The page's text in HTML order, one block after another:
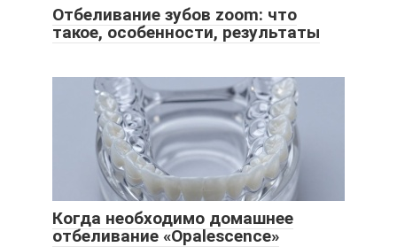
Отбеливание зубов zoom: что
такое, особенности, результаты
Когда необходимо домашнее
отбеливание «Opalescence»